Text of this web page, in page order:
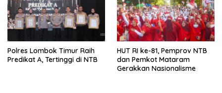
Polres Lombok Timur Raih
Predikat A, Tertinggi di NTB
HUT RI ke-81, Pemprov NTB
dan Pemkot Mataram
Gerakkan Nasionalisme